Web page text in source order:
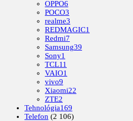
OPPO6
POCO3
realme3
REDMAGIC1
Redmi7
Samsung39
Sony1
TCL11
VAIO1
vivo9
Xiaomi22
ZTE2
Tehnológia169
Telefon (2 106)